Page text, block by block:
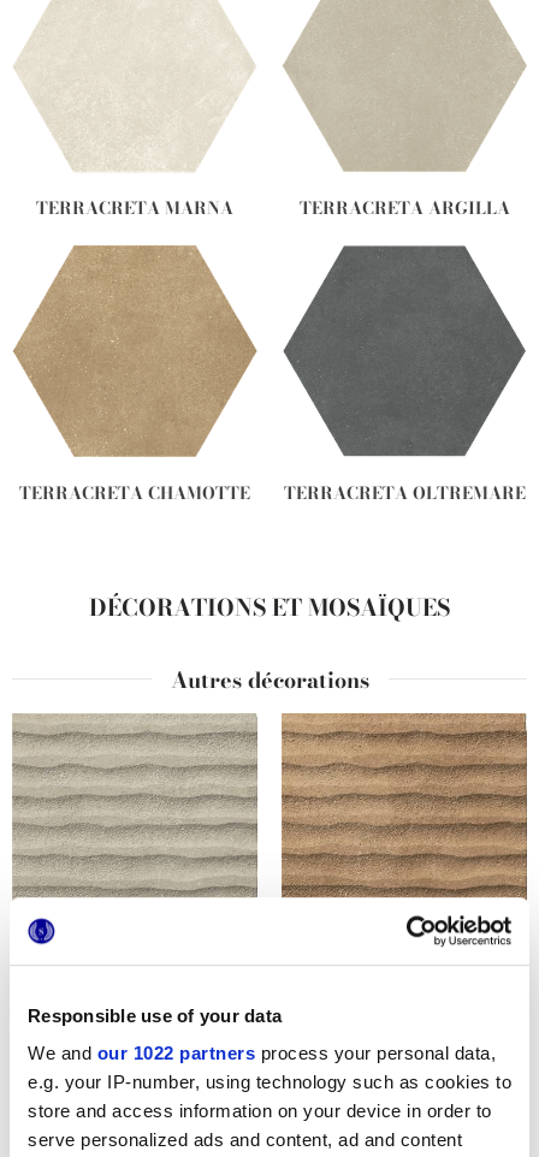
Responsible use of your data
We and our 1022 partners process your personal data,
e.g. your IP-number, using technology such as cookies to
store and access information on your device in order to
serve personalized ads and content, ad and content
TERRACRETA MARNA TERRACRETA ARGILLA
TERRACRETA CHAMOTTE TERRACRETA OLTREMARE
DÉCORATIONS ET MOSAÏQUES
Autres décorations